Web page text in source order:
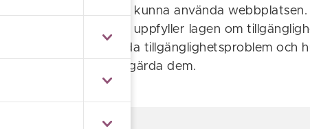
som möjligt ska kunna använda
soderkoping.se uppfyller lagen om
eventuella kända tillgänglighetsproblem och
så att vi kan åtgärda dem.